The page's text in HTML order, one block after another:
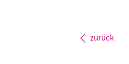
zurück